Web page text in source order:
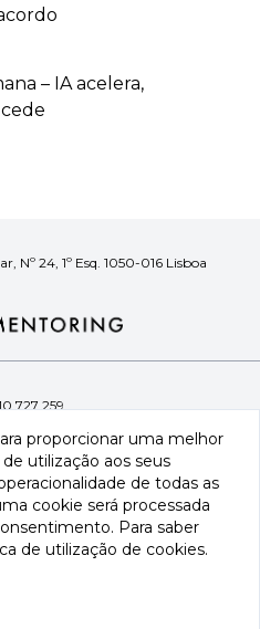
– IA acelera,
Nº 24, 1º Esq. 1050-016 Lisboa
727 259
Termos e Condições
pela Fimformação, Lda.,
1050-016 Lisboa, Portugal.
proporcionar uma melhor
utilização aos seus
de todas as
cookie será processada
Para saber
de utilização de cookies.